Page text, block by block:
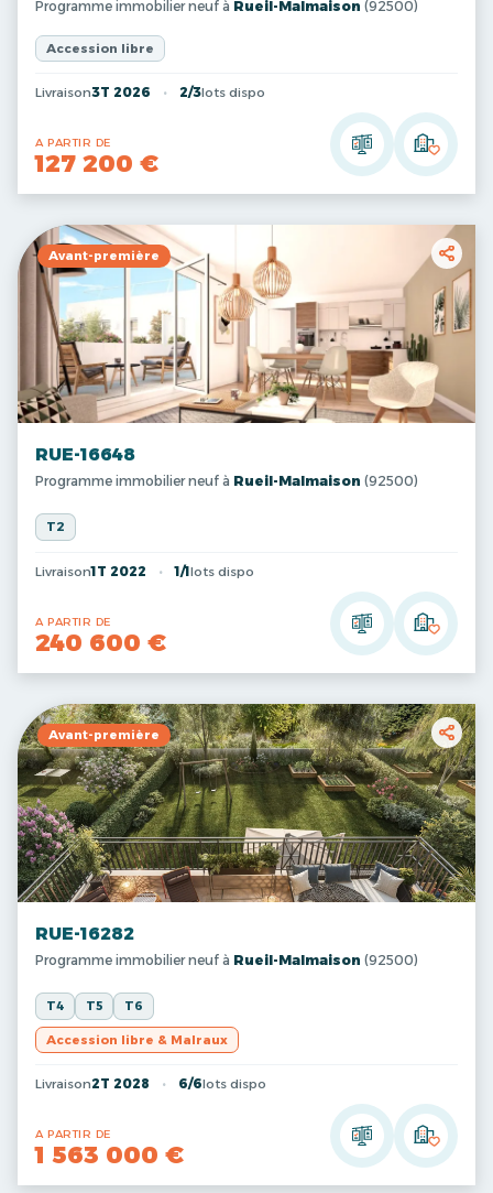
Programme immobilier neuf à Rueil-Malmaison (92500)
Accession libre
Livraison3T 2026 2/3lots dispo
A PARTIR DE
127 200 €
Avant-première
RUE-16648
Programme immobilier neuf à Rueil-Malmaison (92500)
T2
Livraison1T 2022 1/1 lots dispo
A PARTIR DE
240 600 €
Avant-première
RUE-16282
Programme immobilier neuf à Rueil-Malmaison (92500)
T4 T5 T6
Accession libre & Malraux
Livraison2T 2028 6/6lots dispo
A PARTIR DE
1 563 000 €